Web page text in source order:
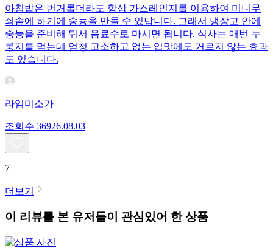
아침밥은 번거롭더라도 항상 가스레인지를 이용하여 미니무
쇠솥에 하기에 숭늉을 만들 수 있답니다. 그래서 냉장고 안에
숭늉을 준비해 둬서 음료수로 마시면 됩니다. 식사는 매번 누
룽지를 먹는데 엄청 고소하고 없는 입맛에도 거르지 않는 효과
도 있습니다.
라임미소가
조회수 36926.08.03
7
더보기
이 리뷰를 본 유저들이 관심있어 한 상품